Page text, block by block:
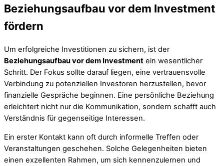
Beziehungsaufbau vor dem Investment
fördern
Um erfolgreiche Investitionen zu sichern, ist der
Beziehungsaufbau vor dem Investment ein wesentlicher
Schritt. Der Fokus sollte darauf liegen, eine vertrauensvolle
Verbindung zu potenziellen Investoren herzustellen, bevor
finanzielle Gespräche beginnen. Eine persönliche Beziehung
erleichtert nicht nur die Kommunikation, sondern schafft auch
Verständnis für gegenseitige Interessen.
Ein erster Kontakt kann oft durch informelle Treffen oder
Veranstaltungen geschehen. Solche Gelegenheiten bieten
einen exzellenten Rahmen, um sich kennenzulernen und